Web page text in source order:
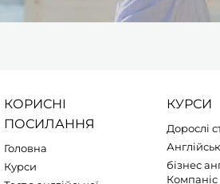
КОРИСНІ
ПОСИЛАННЯ
Головна
Курси
КУРСИ
Дорослі
бізнес
Компаніс